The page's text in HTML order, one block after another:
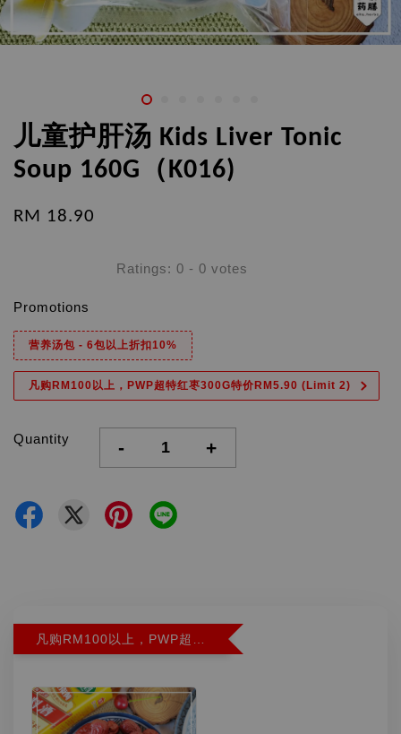
儿童护肝汤 Kids Liver Tonic
Soup 160G（K016)
RM 18.90
Ratings: 0 - 0 votes
Promotions
营养汤包 - 6包以上折扣10%
凡购RM100以上，PWP超特红枣300G特价RM5.90 (Limit 2)
Quantity - +